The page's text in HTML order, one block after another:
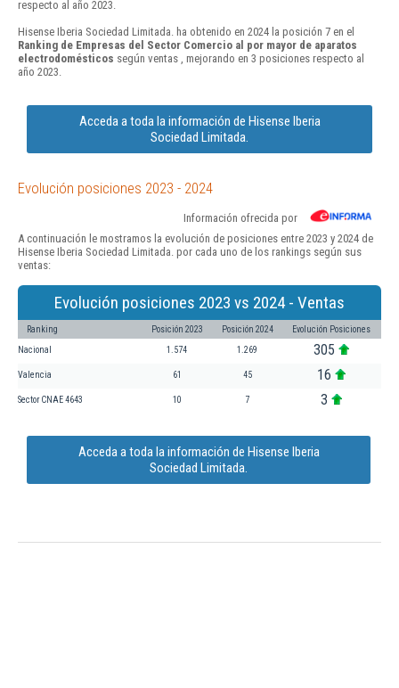
respecto al año 2023.
Hisense Iberia Sociedad Limitada. ha obtenido en 2024 la posición 7 en el
Ranking de Empresas del Sector Comercio al por mayor de aparatos
electrodomésticos según ventas , mejorando en 3 posiciones respecto al
año 2023.
Acceda a toda la información de Hisense Iberia
Sociedad Limitada.
Evolución posiciones 2023 - 2024
Información ofrecida por
A continuación le mostramos la evolución de posiciones entre 2023 y 2024 de
Hisense Iberia Sociedad Limitada. por cada uno de los rankings según sus
ventas:
Evolución posiciones 2023 vs 2024 - Ventas
Ranking Posición 2023 Posición 2024 Evolución Posiciones
Nacional 1.574 1.269 305
Valencia 61 45 16
Sector CNAE 4643 10 7 3
Acceda a toda la información de Hisense Iberia
Sociedad Limitada.